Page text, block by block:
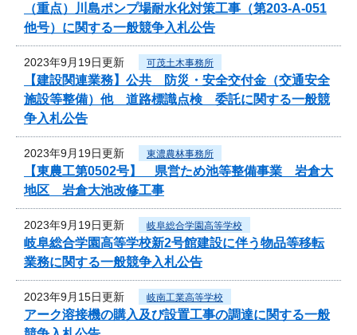
（重点）川島ポンプ場耐水化対策工事（第203-A-051
他号）に関する一般競争入札公告
2023年9月19日更新 可茂土木事務所
【建設関連業務】公共 防災・安全交付金（交通安全
施設等整備）他 道路標識点検 委託に関する一般競
争入札公告
2023年9月19日更新 東濃農林事務所
【東農工第0502号】 県営ため池等整備事業 岩倉大
地区 岩倉大池改修工事
2023年9月19日更新 岐阜総合学園高等学校
岐阜総合学園高等学校新2号館建設に伴う物品等移転
業務に関する一般競争入札公告
2023年9月15日更新 岐南工業高等学校
アーク溶接機の購入及び設置工事の調達に関する一般